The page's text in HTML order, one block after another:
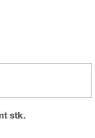
stk.